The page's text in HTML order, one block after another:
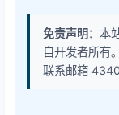
免责声明： 本
自开发者所有
联系邮箱